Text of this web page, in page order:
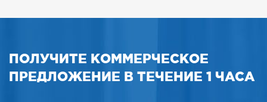
ПОЛУЧИТЕ КОММЕРЧЕСКОЕ
ПРЕДЛОЖЕНИЕ В ТЕЧЕНИЕ 1 ЧАСА